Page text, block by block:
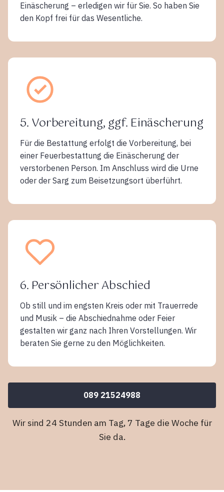
Einäscherung – erledigen wir für Sie. So haben Sie
den Kopf frei für das Wesentliche.
5. Vorbereitung, ggf. Einäscherung
Für die Bestattung erfolgt die Vorbereitung, bei
einer Feuerbestattung die Einäscherung der
verstorbenen Person. Im Anschluss wird die Urne
oder der Sarg zum Beisetzungsort überführt.
6. Persönlicher Abschied
Ob still und im engsten Kreis oder mit Trauerrede
und Musik – die Abschiednahme oder Feier
gestalten wir ganz nach Ihren Vorstellungen. Wir
beraten Sie gerne zu den Möglichkeiten.
089 21524988
Wir sind 24 Stunden am Tag, 7 Tage die Woche für
Sie da.